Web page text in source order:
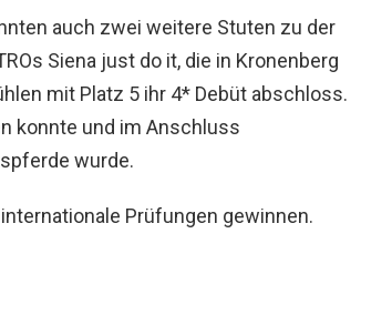
auch zwei weitere Stuten zu der
Siena just do it, die in Kronenberg
mit Platz 5 ihr 4* Debüt abschloss.
konnte und im Anschluss
wurde.
Prüfungen gewinnen.